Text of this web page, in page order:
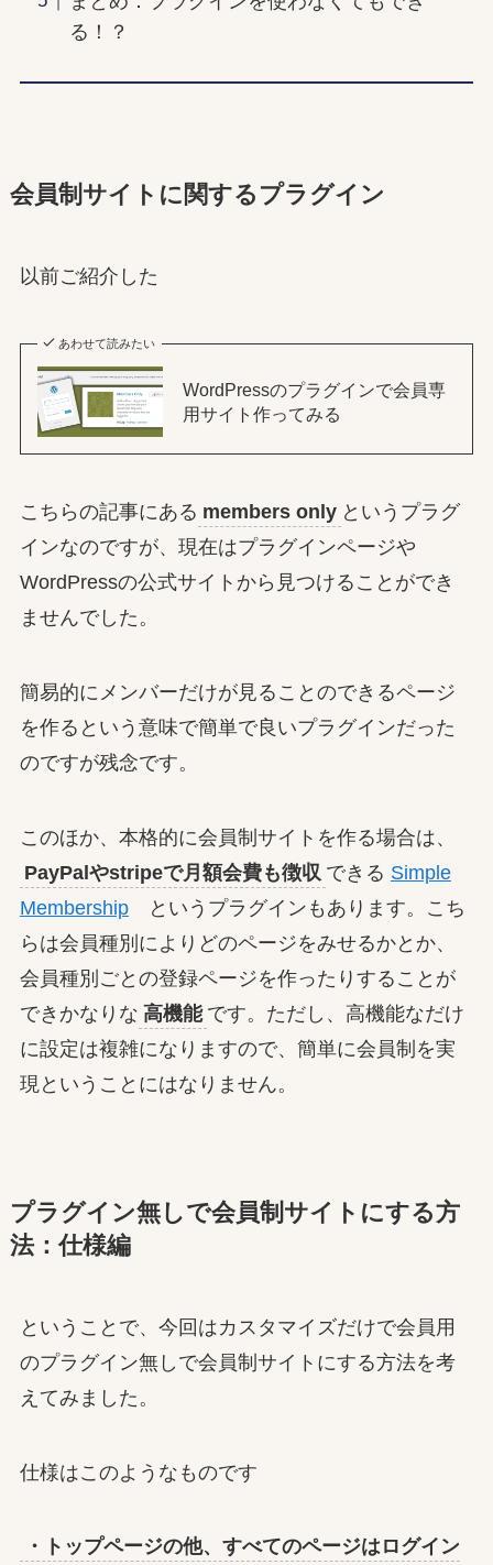
る！？
会員制サイトに関するプラグイン
以前ご紹介した
あわせて読みたい
WordPressのプラグインで会員専
用サイト作ってみる
こちらの記事にある members only というプラグ
インなのですが、現在はプラグインページや
WordPressの公式サイトから見つけることができ
ませんでした。
簡易的にメンバーだけが見ることのできるページ
を作るという意味で簡単で良いプラグインだった
のですが残念です。
このほか、本格的に会員制サイトを作る場合は、
PayPalやstripeで月額会費も徴収 できる Simple
Membershipというプラグインもあります。こち
らは会員種別によりどのページをみせるかとか、
会員種別ごとの登録ページを作ったりすることが
できかなりな 高機能 です。ただし、高機能なだけ
に設定は複雑になりますので、簡単に会員制を実
現ということにはなりません。
プラグイン無しで会員制サイトにする方
法：仕様編
ということで、今回はカスタマイズだけで会員用
のプラグイン無しで会員制サイトにする方法を考
えてみました。
仕様はこのようなものです
・トップページの他、すべてのページはログイン